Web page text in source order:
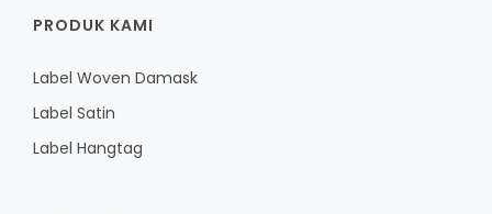
PRODUK KAMI
Label Woven Damask
Label Satin
Label Hangtag